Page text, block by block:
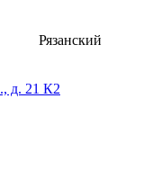
Рязанский
д. 21 К2